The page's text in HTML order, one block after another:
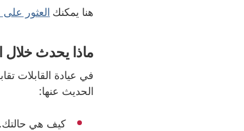
هنا يمكنك العثور على
ماذا يحدث خلال
في عيادة القابلات
الحديث عنها:
كيف هي حالتك.